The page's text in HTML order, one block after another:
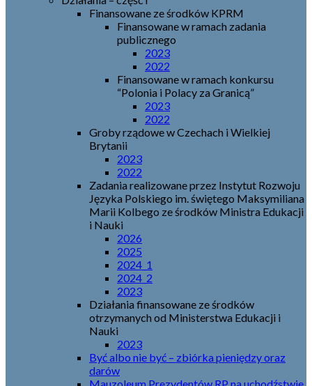
Finansowane ze środków KPRM
Finansowane w ramach zadania
publicznego
2023
2022
Finansowane w ramach konkursu
“Polonia i Polacy za Granicą”
2023
2022
Groby rządowe w Czechach i Wielkiej
Brytanii
2023
2022
Zadania realizowane przez Instytut Rozwoju
Języka Polskiego im. świętego Maksymiliana
Marii Kolbego ze środków Ministra Edukacji
i Nauki
2026
2025
2024_1
2024_2
2023
Działania finansowane ze środków
otrzymanych od Ministerstwa Edukacji i
Nauki
2023
Być albo nie być – zbiórka pieniędzy oraz
darów